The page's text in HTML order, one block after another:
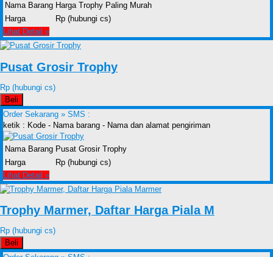
Nama Barang Harga Trophy Paling Murah
Harga
Rp (hubungi cs)
Lihat Detail »
Pusat Grosir Trophy
Rp (hubungi cs)
Beli
Order Sekarang » SMS :
ketik : Kode - Nama barang - Nama dan alamat pengiriman
Nama Barang Pusat Grosir Trophy
Harga
Rp (hubungi cs)
Lihat Detail »
Trophy Marmer, Daftar Harga Piala M
Rp (hubungi cs)
Beli